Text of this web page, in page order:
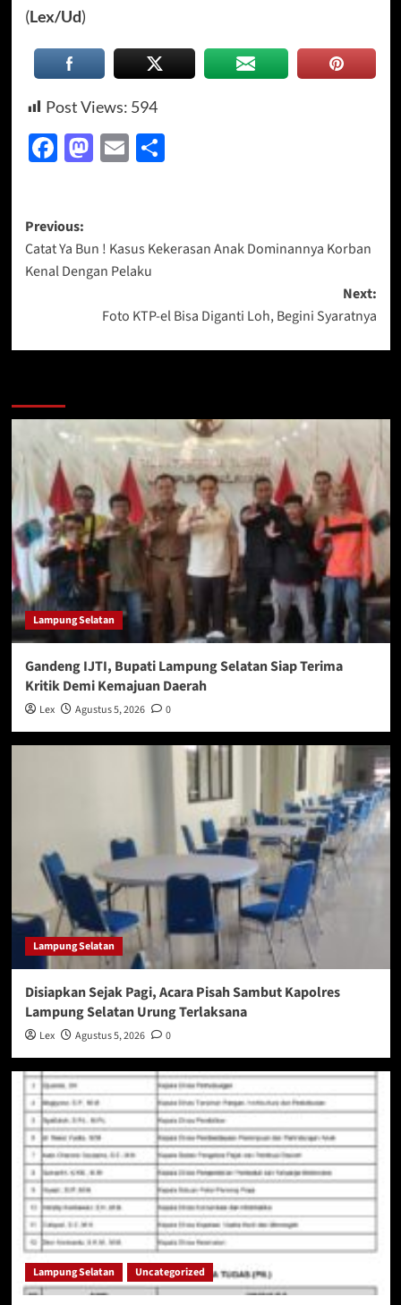
(Lex/Ud)
Post Views: 594
Facebook
Mastodon
EmailShare
Post
navigation
Previous:
Catat Ya Bun ! Kasus Kekerasan Anak Dominannya Korban
Kenal Dengan Pelaku
Next:
Foto KTP-el Bisa Diganti Loh, Begini Syaratnya
Lampung Selatan
Gandeng IJTI, Bupati Lampung Selatan Siap Terima
Kritik Demi Kemajuan Daerah
Lex Agustus 5, 2026 0
Lampung Selatan
Disiapkan Sejak Pagi, Acara Pisah Sambut Kapolres
Lampung Selatan Urung Terlaksana
Lex Agustus 5, 2026 0
Lampung Selatan Uncategorized